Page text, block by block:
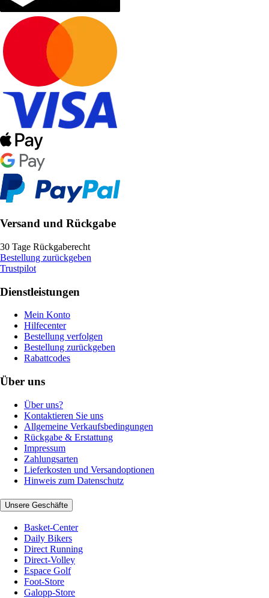
Versand und Rückgabe
30 Tage Rückgaberecht
Bestellung zurückgeben
Trustpilot
Dienstleistungen
Mein Konto
Hilfecenter
Bestellung verfolgen
Bestellung zurückgeben
Rabattcodes
Über uns
Über uns?
Kontaktieren Sie uns
Allgemeine Verkaufsbedingungen
Rückgabe & Erstattung
Impressum
Zahlungsarten
Lieferkosten und Versandoptionen
Hinweis zum Datenschutz
Unsere Geschäfte
Basket-Center
Daily Bikers
Direct Running
Direct-Volley
Espace Golf
Foot-Store
Galopp-Store